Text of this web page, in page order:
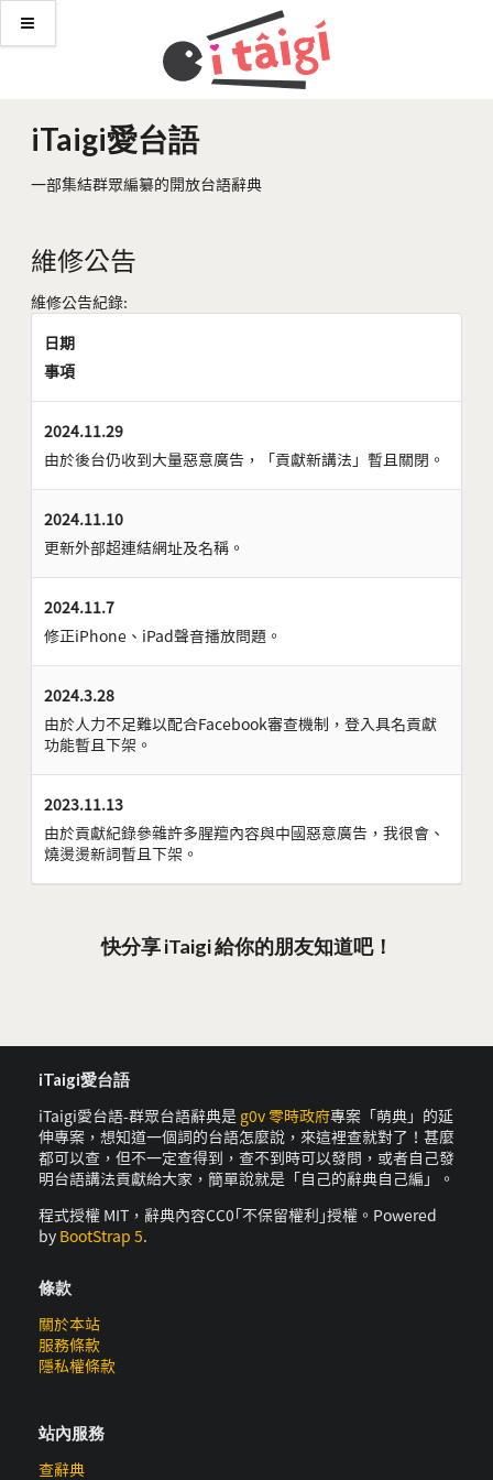
iTaigi愛台語
一部集結群眾編纂的開放台語辭典
維修公告
維修公告紀錄:
日期
事項
2024.11.29
由於後台仍收到大量惡意廣告，「貢獻新講法」暫且關閉。
2024.11.10
更新外部超連結網址及名稱。
2024.11.7
修正iPhone、iPad聲音播放問題。
2024.3.28
由於人力不足難以配合Facebook審查機制，登入具名貢獻
功能暫且下架。
2023.11.13
由於貢獻紀錄參雜許多腥羶內容與中國惡意廣告，我很會、
燒燙燙新詞暫且下架。
快分享 iTaigi 給你的朋友知道吧！
iTaigi愛台語
iTaigi愛台語-群眾台語辭典是 g0v 零時政府專案「萌典」的延
伸專案，想知道一個詞的台語怎麼說，來這裡查就對了！甚麼
都可以查，但不一定查得到，查不到時可以發問，或者自己發
明台語講法貢獻給大家，簡單說就是「自己的辭典自己編」。
程式授權 MIT，辭典內容CC0｢不保留權利｣授權。Powered
by BootStrap 5.
條款
關於本站
服務條款
隱私權條款
站內服務
查辭典